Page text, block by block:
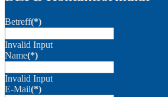
Betreff(*)
Invalid Input
Name(*)
Invalid Input
E-Mail(*)